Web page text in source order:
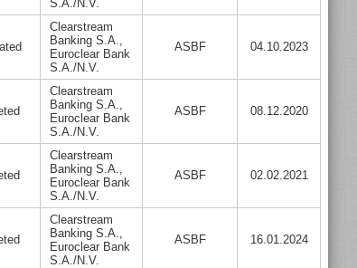
S.A./N.V.
Clearstream
Banking S.A.,
Euroclear Bank
S.A./N.V.
ASBF 04.10.2023
Clearstream
Banking S.A.,
Euroclear Bank
S.A./N.V.
ASBF 08.12.2020
Clearstream
Banking S.A.,
Euroclear Bank
S.A./N.V.
ASBF 02.02.2021
Clearstream
Banking S.A.,
Euroclear Bank
S.A./N.V.
ASBF 16.01.2024